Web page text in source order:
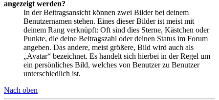
angezeigt werden?
In der Beitragsansicht können zwei Bilder bei deinem
Benutzernamen stehen. Eines dieser Bilder ist meist mit
deinem Rang verknüpft: Oft sind dies Sterne, Kästchen oder
Punkte, die deine Beitragszahl oder deinen Status im Forum
angeben. Das andere, meist größere, Bild wird auch als
„Avatar“ bezeichnet. Es handelt sich hierbei in der Regel um
ein persönliches Bild, welches von Benutzer zu Benutzer
unterschiedlich ist.
Nach oben